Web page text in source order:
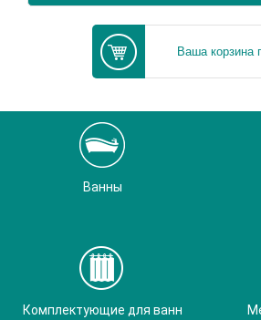
Ваша корзина
Ванны
Комплектующие для ванн